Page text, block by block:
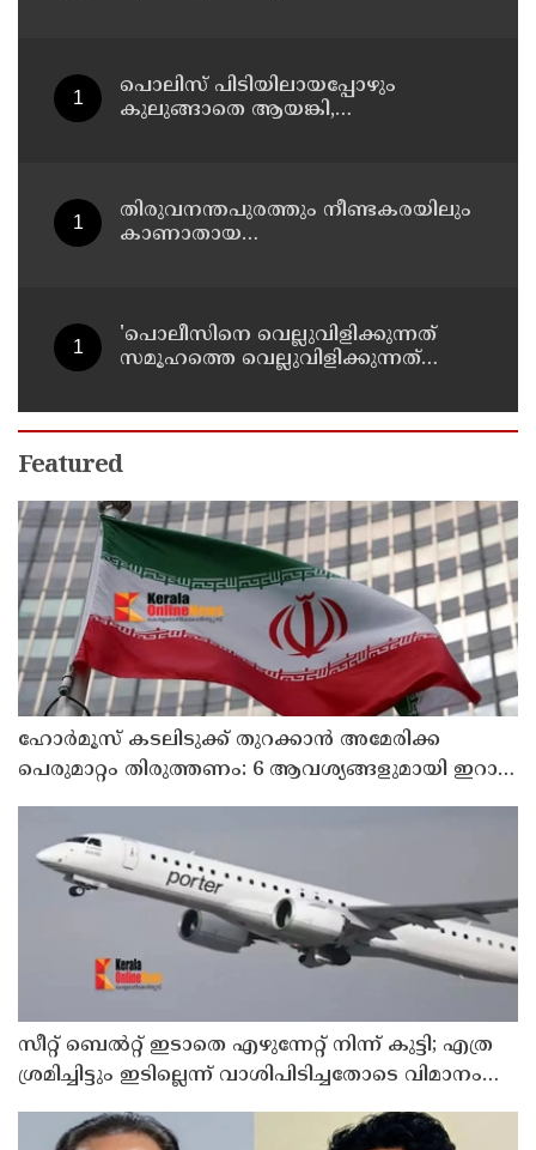
പൊലിസ് പിടിയിലായപ്പോഴും
കുലുങ്ങാതെ ആയങ്കി,
തിരുവനന്തപുരത്തും നീണ്ടകരയിലും
കാണാതായ
'പൊലീസിനെ വെല്ലുവിളിക്കുന്നത്
സമൂഹത്തെ വെല്ലുവിളിക്കുന്നത്
ശിക്ഷ നല്‍കും':എഡിജിപി
Featured
ഹോര്‍മൂസ് കടലിടുക്ക് തുറക്കാന്‍ അമേരിക്ക
പെരുമാറ്റം തിരുത്തണം: 6 ആവശ്യങ്ങളുമായി ഇറാന്‍
ദേശീയ സുരക്ഷാ കൗണ്‍സില്‍
സീറ്റ് ബെല്‍റ്റ് ഇടാതെ എഴുന്നേറ്റ് നിന്ന് കുട്ടി; എത്ര
ശ്രമിച്ചിട്ടും ഇടില്ലെന്ന് വാശിപിടിച്ചതോടെ വിമാനം
റദ്ദാക്കി